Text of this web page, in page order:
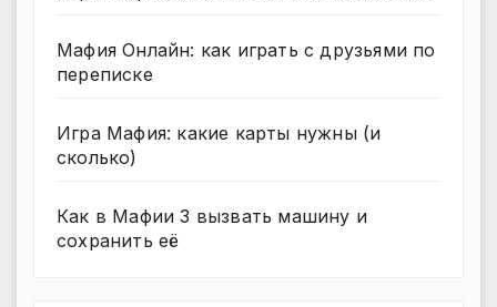
Мафия Онлайн: как играть с друзьями по
переписке
Игра Мафия: какие карты нужны (и
сколько)
Как в Мафии 3 вызвать машину и
сохранить её